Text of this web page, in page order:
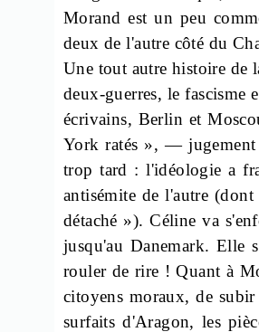
Morand est un peu
deux de l'autre côté du
Une tout autre histoire de
deux-guerres, le fascisme
écrivains, Berlin et
York ratés », — jugement
trop tard : l'idéologie a
antisémite de l'autre
détaché »). Céline va
jusqu'au Danemark.
rouler de rire ! Quant à
citoyens moraux, de subir
surfaits d'Aragon, les